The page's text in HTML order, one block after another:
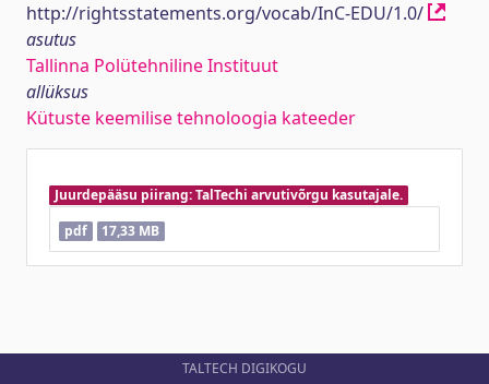
http://rightsstatements.org/vocab/InC-EDU/1.0/
asutus
Tallinna Polütehniline Instituut
allüksus
Kütuste keemilise tehnoloogia kateeder
Juurdepääsu piirang: TalTechi arvutivõrgu kasutajale.
pdf
17,33 MB
TALTECH DIGIKOGU